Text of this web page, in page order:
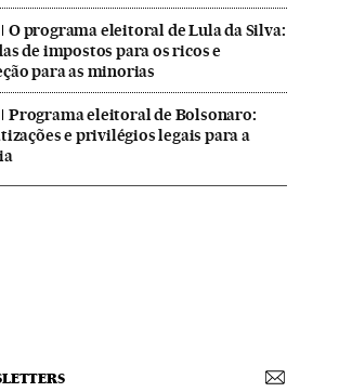
O programa eleitoral de Lula da Silva:
de impostos para os ricos e
para as minorias
Programa eleitoral de Bolsonaro:
e privilégios legais para a